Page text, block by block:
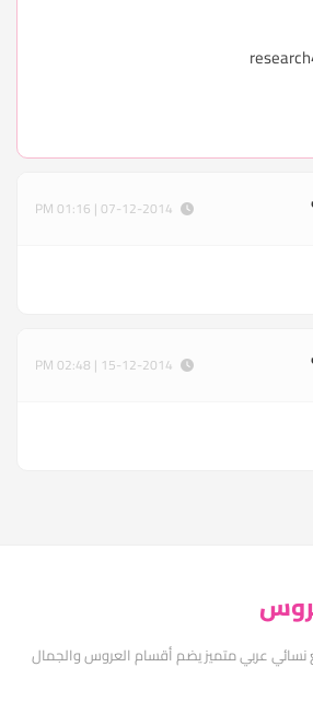
عربي متميز يضم أقسام العروس والجمال